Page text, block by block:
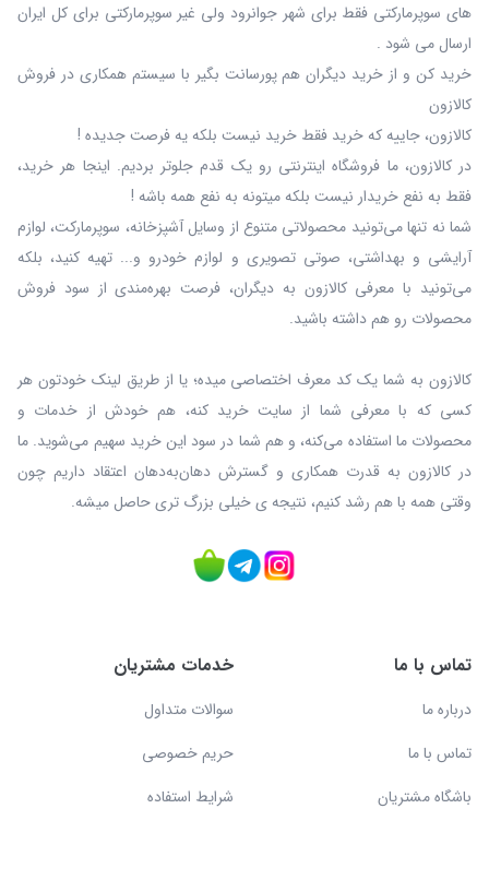
های سوپرمارکتی فقط برای شهر جوانرود ولی غیر سوپرمارکتی برای کل ایران
ارسال می شود .
خرید کن و از خرید دیگران هم پورسانت بگیر با سیستم همکاری در فروش
کالازون
کالازون، جاییه که خرید فقط خرید نیست بلکه یه فرصت جدیده !
در کالازون، ما فروشگاه اینترنتی رو یک قدم جلوتر بردیم. اینجا هر خرید،
فقط به نفع خریدار نیست بلکه میتونه به نفع همه باشه !
شما نه‌ تنها می‌تونید محصولاتی متنوع از وسایل آشپزخانه، سوپرمارکت، لوازم
آرایشی و بهداشتی، صوتی تصویری و لوازم خودرو و... تهیه کنید، بلکه
می‌تونید با معرفی کالازون به دیگران، فرصت بهره‌مندی از سود فروش
محصولات رو هم داشته باشید.
کالازون به شما یک کد معرف اختصاصی میده؛ یا از طریق لینک خودتون هر
کسی که با معرفی شما از سایت خرید کنه، هم خودش از خدمات و
محصولات ما استفاده می‌کنه، و هم شما در سود این خرید سهیم می‌شوید. ما
در کالازون به قدرت همکاری و گسترش دهان‌به‌دهان اعتقاد داریم چون
وقتی همه با هم رشد کنیم، نتیجه ی خیلی بزرگ‌ تری حاصل میشه.
تماس با ما
درباره ما
تماس با ما
باشگاه مشتریان
خدمات مشتریان
سوالات متداول
حریم خصوصی
شرایط استفاده